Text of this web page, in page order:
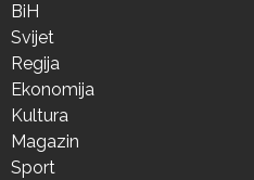
BiH
Svijet
Regija
Ekonomija
Kultura
Magazin
Sport